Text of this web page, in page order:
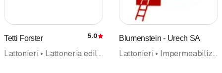
Tetti Forster Recensione
5.0
Lattonieri • Lattoneria edile • Copertura tetti • Carpenteria • Riparazioni • Isolazioni • Tetti piatti
Blumenstein - Urech SA
Lattonieri • Impermeabilizzazioni • Tetti piatti • Abbaini • Facciate